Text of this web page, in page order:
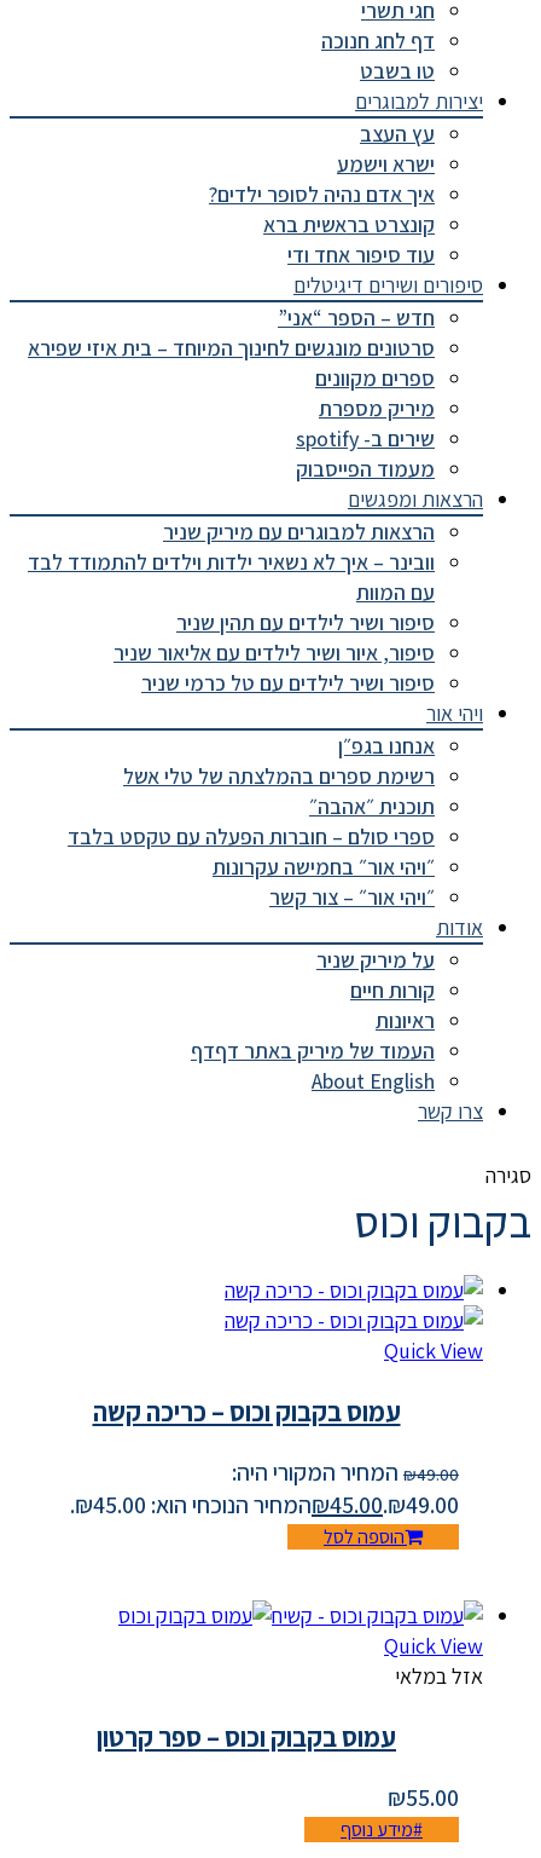
חגי תשרי
דף לחג חנוכה
טו בשבט
יצירות למבוגרים
עץ העצב
ישרא וישמע
איך אדם נהיה לסופר ילדים?
קונצרט בראשית ברא
עוד סיפור אחד ודי
סיפורים ושירים דיגיטלים
חדש – הספר “אני”
סרטונים מונגשים לחינוך המיוחד – בית איזי שפירא
ספרים מקוונים
מיריק מספרת
שירים ב- spotify
מעמוד הפייסבוק
הרצאות ומפגשים
הרצאות למבוגרים עם מיריק שניר
וובינר – איך לא נשאיר ילדות וילדים להתמודד לבד
עם המוות
סיפור ושיר לילדים עם תהין שניר
סיפור, איור ושיר לילדים עם אליאור שניר
סיפור ושיר לילדים עם טל כרמי שניר
ויהי אור
אנחנו בגפ״ן
רשימת ספרים בהמלצתה של טלי אשל
תוכנית ״אהבה״
ספרי סולם – חוברות הפעלה עם טקסט בלבד
״ויהי אור״ בחמישה עקרונות
״ויהי אור״ – צור קשר
אודות
על מיריק שניר
קורות חיים
ראיונות
העמוד של מיריק באתר דףדף
About English
צרו קשר
סגירה
בקבוק וכוס
Quick View
עמוס בקבוק וכוס – כריכה קשה
₪49.00
המחיר המקורי היה:
₪49.00.
₪45.00 המחיר הנוכחי הוא: ₪45.00.
הוספה לסל
Quick View
אזל במלאי
עמוס בקבוק וכוס – ספר קרטון
₪55.00
מידע נוסף